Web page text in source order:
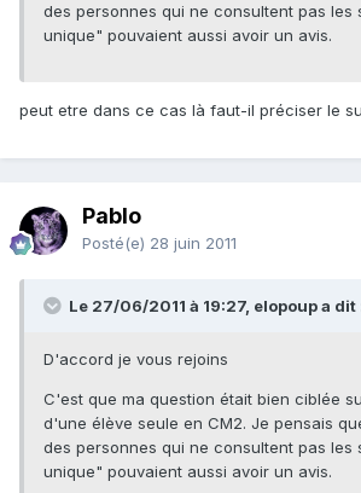
des personnes qui ne consultent pas les
unique" pouvaient aussi avoir un avis.
peut etre dans ce cas là faut-il préciser le
Pablo
Posté(e) 28 juin 2011
Le 27/06/2011 à 19:27, elopoup a dit
D'accord je vous rejoins
C'est que ma question était bien ciblée
d'une élève seule en CM2. Je pensais
des personnes qui ne consultent pas les
unique" pouvaient aussi avoir un avis.